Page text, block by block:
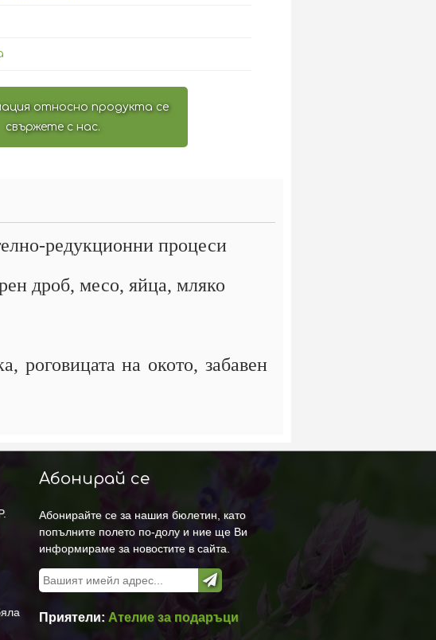
относно продукта се
свържете с нас.
редукционни процеси
дроб, месо, яйца, мляко
роговицата на окото, забавен
Абонирай се
Абонирайте се за нашия бюлетин, като
попълните полето по-долу и ние ще Ви
информираме за новостите в сайта.
Приятели: Ателие за подаръци